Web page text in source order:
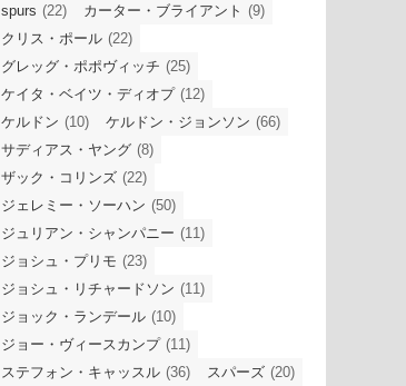
spurs (22) カーター・ブライアント (9)
クリス・ポール (22)
グレッグ・ポポヴィッチ (25)
ケイタ・ベイツ・ディオプ (12)
ケルドン (10) ケルドン・ジョンソン (66)
サディアス・ヤング (8)
ザック・コリンズ (22)
ジェレミー・ソーハン (50)
ジュリアン・シャンパニー (11)
ジョシュ・プリモ (23)
ジョシュ・リチャードソン (11)
ジョック・ランデール (10)
ジョー・ヴィースカンプ (11)
ステフォン・キャッスル (36) スパーズ (20)